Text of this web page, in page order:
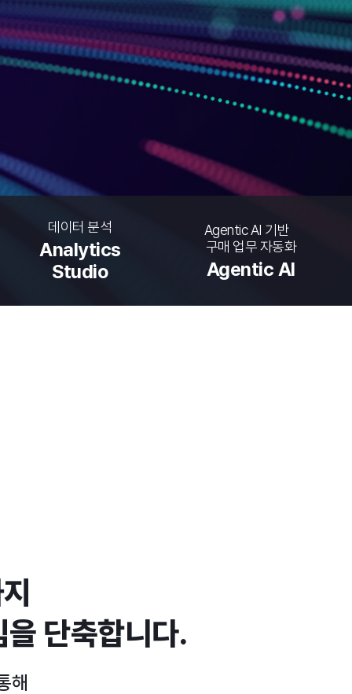
데이터 분석
Analytics
Studio
Agentic AI 기반
구매 업무 자동화
Agentic AI
단축합니다.
해